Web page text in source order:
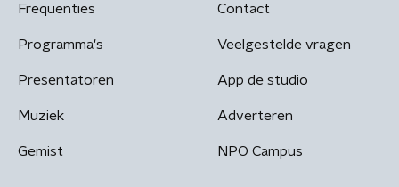
Frequenties
Programma's
Presentatoren
Muziek
Gemist
Contact
Veelgestelde vragen
App de studio
Adverteren
NPO Campus